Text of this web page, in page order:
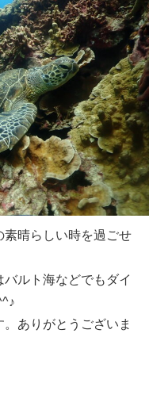
晴らしい時を過ごせ
ルト海などでもダイ
ありがとうございま